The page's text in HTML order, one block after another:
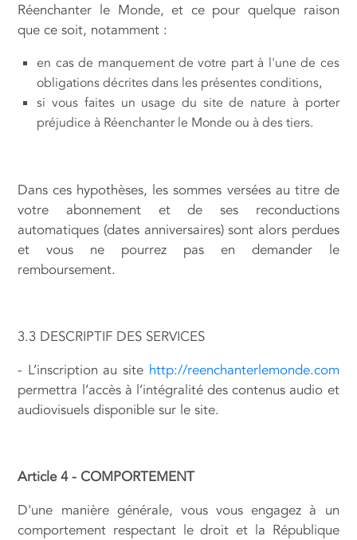
Réenchanter le Monde, et ce pour quelque raison
que ce soit, notamment :
en cas de manquement de votre part à l'une de ces
obligations décrites dans les présentes conditions,
si vous faites un usage du site de nature à porter
préjudice à Réenchanter le Monde ou à des tiers.
Dans ces hypothèses, les sommes versées au titre de
votre abonnement et de ses reconductions
automatiques (dates anniversaires) sont alors perdues
et vous ne pourrez pas en demander le
remboursement.
3.3 DESCRIPTIF DES SERVICES
- L’inscription au site http://reenchanterlemonde.com
permettra l’accès à l’intégralité des contenus audio et
audiovisuels disponible sur le site.
Article 4 - COMPORTEMENT
D'une manière générale, vous vous engagez à un
comportement respectant le droit et la République